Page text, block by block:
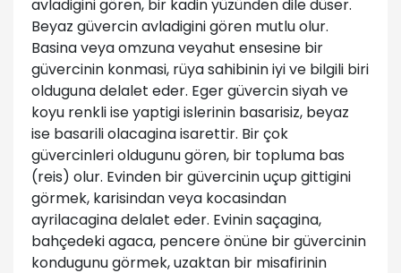
avladigini gören, bir kadin yüzünden dile düser.
Beyaz güvercin avladigini gören mutlu olur.
Basina veya omzuna veyahut ensesine bir
güvercinin konmasi, rüya sahibinin iyi ve bilgili biri
olduguna delalet eder. Eger güvercin siyah ve
koyu renkli ise yaptigi islerinin basarisiz, beyaz
ise basarili olacagina isarettir. Bir çok
güvercinleri oldugunu gören, bir topluma bas
(reis) olur. Evinden bir güvercinin uçup gittigini
görmek, karisindan veya kocasindan
ayrilacagina delalet eder. Evinin saçagina,
bahçedeki agaca, pencere önüne bir güvercinin
kondugunu görmek, uzaktan bir misafirinin